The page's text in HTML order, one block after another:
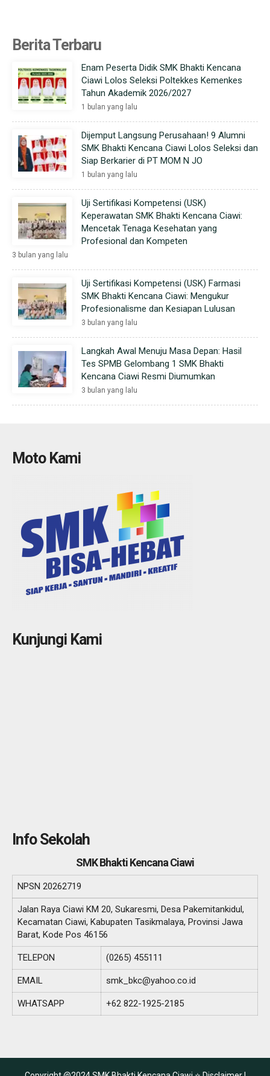
Berita Terbaru
Enam Peserta Didik SMK Bhakti Kencana
Ciawi Lolos Seleksi Poltekkes Kemenkes
Tahun Akademik 2026/2027
1 bulan yang lalu
Dijemput Langsung Perusahaan! 9 Alumni
SMK Bhakti Kencana Ciawi Lolos Seleksi dan
Siap Berkarier di PT MOM N JO
1 bulan yang lalu
Uji Sertifikasi Kompetensi (USK)
Keperawatan SMK Bhakti Kencana Ciawi:
Mencetak Tenaga Kesehatan yang
Profesional dan Kompeten
3 bulan yang lalu
Uji Sertifikasi Kompetensi (USK) Farmasi
SMK Bhakti Kencana Ciawi: Mengukur
Profesionalisme dan Kesiapan Lulusan
3 bulan yang lalu
Langkah Awal Menuju Masa Depan: Hasil
Tes SPMB Gelombang 1 SMK Bhakti
Kencana Ciawi Resmi Diumumkan
3 bulan yang lalu
Moto Kami
Kunjungi Kami
Info Sekolah
SMK Bhakti Kencana Ciawi
NPSN 20262719
Jalan Raya Ciawi KM 20, Sukaresmi, Desa Pakemitankidul,
Kecamatan Ciawi, Kabupaten Tasikmalaya, Provinsi Jawa
Barat, Kode Pos 46156
TELEPON (0265) 455111
EMAIL smk_bkc@yahoo.co.id
WHATSAPP +62 822-1925-2185